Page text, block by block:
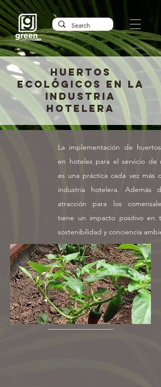
HUERTOS
ECOLÓGICOS EN LA
INDUSTRIA
HOTELERA
La implementación de huertos
en hoteles para el servicio de
es una práctica cada vez más
industria hotelera. Además
atracción para los
tiene un impacto positivo en
sostenibilidad y conciencia